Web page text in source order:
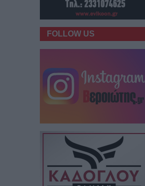
FOLLOW US